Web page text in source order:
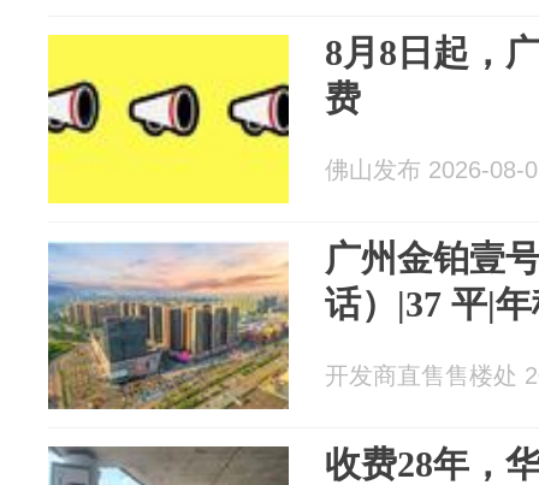
8月8日起，
费
佛山发布 2026-08-
广州金铂壹
话）|37 平|
开发商直售售楼处
收费28年，